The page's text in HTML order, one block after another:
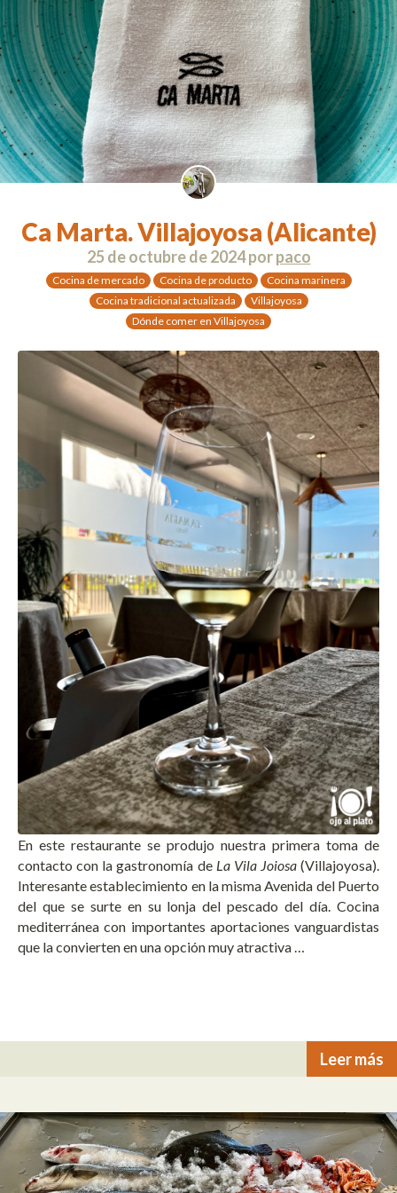
Ca Marta. Villajoyosa (Alicante)
25 de octubre de 2024porpaco
Cocina de mercado Cocina de producto
Cocina marinera
Cocina tradicional actualizada
Villajoyosa
Dónde comer en Villajoyosa
En este restaurante se produjo nuestra primera toma de
contacto con la gastronomía de La Vila Joiosa(Villajoyosa).
Interesante establecimiento en la misma Avenida del Puerto
del que se surte en su lonja del pescado del día. Cocina
mediterránea con importantes aportaciones vanguardistas
que la convierten en una opción muy atractiva …
Leer más